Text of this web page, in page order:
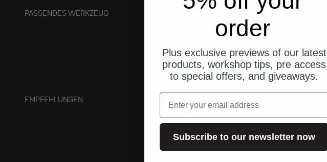
PASSENDES WERKZEUG
EMPFEHLUNGEN
order
Plus exclusive previews of our latest
products, workshop tips, pre access
to special offers, and giveaways.
Email
Subscribe to our newsletter now